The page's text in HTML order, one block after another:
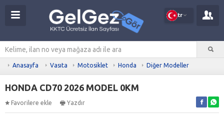
tr
Anasayfa Vasıta Motosiklet Honda Diğer Modeller
HONDA CD70 2026 MODEL 0KM
Favorilere ekle Yazdır